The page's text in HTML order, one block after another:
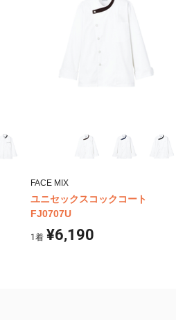
FACE MIX
ユニセックスコックコート
FJ0707U
1着 ¥6,190